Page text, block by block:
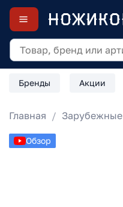
Бренды Акции
Главная Зарубежные
Обзор